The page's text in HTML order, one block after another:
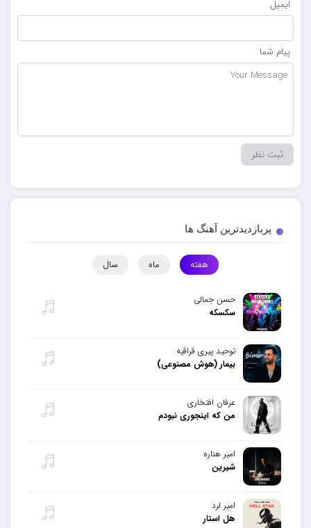
ایمیل
پیام شما
پربازدیدترین آهنگ ها
هفته ماه سال
حسن جمالی
سکسکه
توحید پیری قراقیه
بیمار (هوش مصنوعی)
عرفان افتخاری
من که اینجوری نبودم
امیر هناره
شیرین
امیر لرد
هل استار